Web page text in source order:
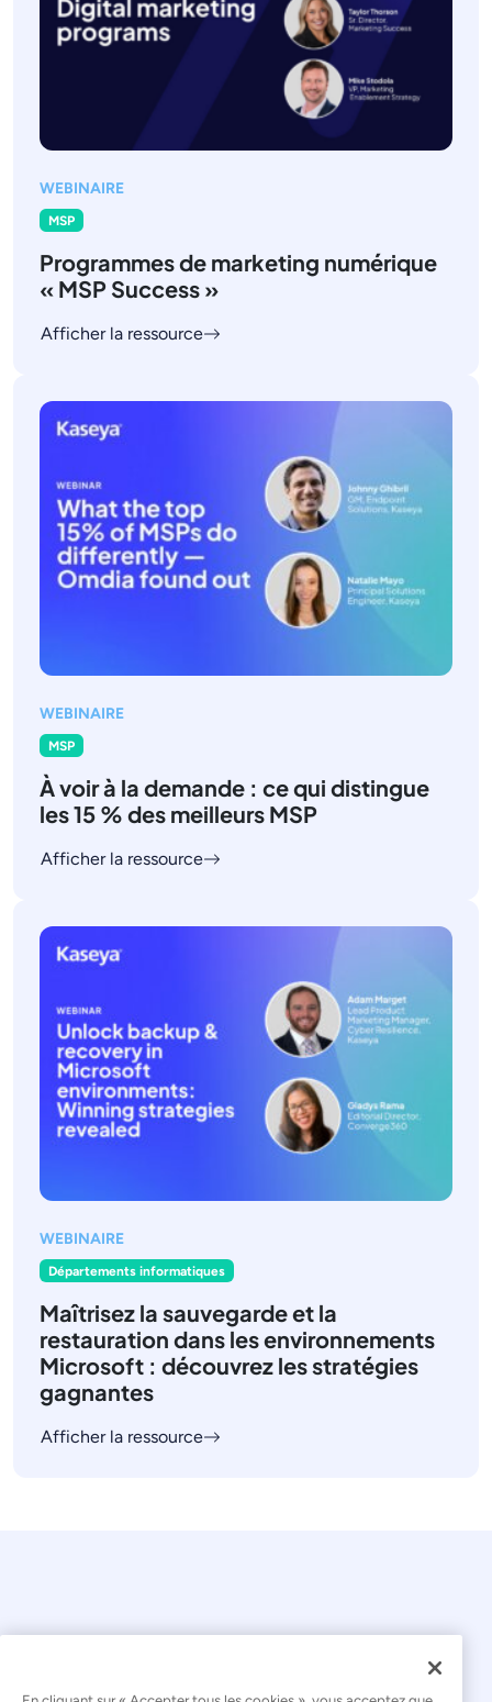
WEBINAIRE
MSP
Programmes de marketing numérique
« MSP Success »
Afficher la ressource
WEBINAIRE
MSP
À voir à la demande : ce qui distingue
les 15 % des meilleurs MSP
Afficher la ressource
WEBINAIRE
Départements informatiques
Maîtrisez la sauvegarde et la
restauration dans les environnements
Microsoft : découvrez les stratégies
gagnantes
Afficher la ressource